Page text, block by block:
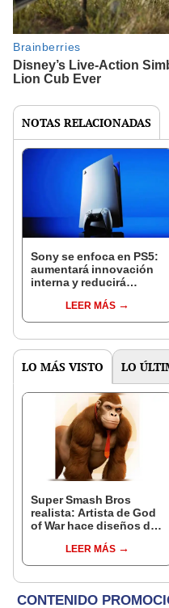
NOTAS RELACIONADAS
Sony se enfoca en PS5:
aumentará innovación
interna y reducirá
adquisiciones
LEER MÁS
LO MÁS VISTO LO
Super Smash Bros
realista: Artista de God
of War hace diseños de
[FOTOS]LEER MÁS